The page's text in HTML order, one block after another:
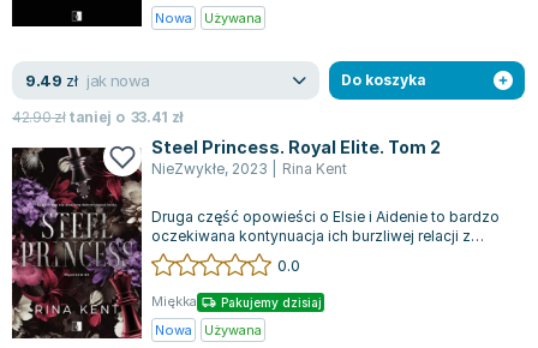
Nowa Używana
9.49 zł jak nowa
42.90złtaniej o 33.41 zł
Do koszyka
Steel Princess. Royal Elite. Tom 2
NieZwykłe, 2023 Rina Kent
Druga część opowieści o Elsie i Aidenie to bardzo
oczekiwana kontynuacja ich burzliwej relacji z
"Deviant King". Elsa, po zniszcze...
0.0
Miękka Pakujemy dzisiaj
Nowa Używana